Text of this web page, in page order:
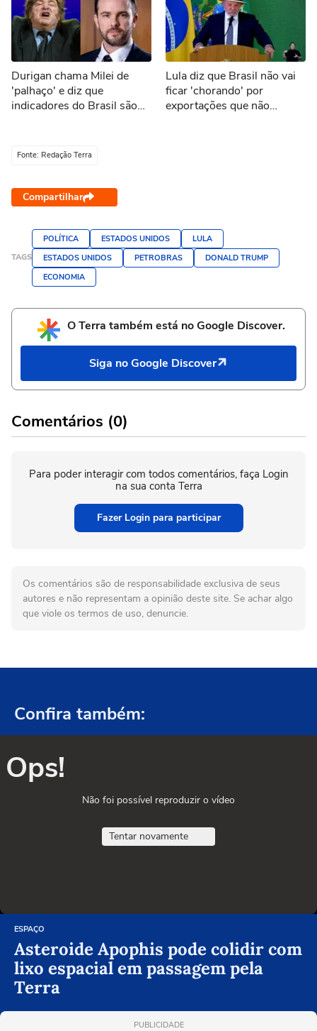
Durigan chama Milei de
'palhaço' e diz que
indicadores do Brasil são
Lula diz que Brasil não vai
ficar 'chorando' por
exportações que não
Fonte: Redação Terra
Compartilhar
TAGS
POLÍTICA ESTADOS UNIDOS
LULA
ESTADOS UNIDOS
PETROBRAS
DONALD TRUMP
ECONOMIA
O Terra também está no Google Discover.
Siga no Google Discover
Comentários (0)
Para poder interagir com todos comentários, faça Login
na sua conta Terra
Fazer Login para participar
Os comentários são de responsabilidade exclusiva de seus
autores e não representam a opinião deste site. Se achar algo
que viole os termos de uso, denuncie.
Confira também:
Ops!
Não foi possível reproduzir o vídeo
Tentar novamente
ESPAÇO
Asteroide Apophis pode colidir com
lixo espacial em passagem pela
Terra
PUBLICIDADE